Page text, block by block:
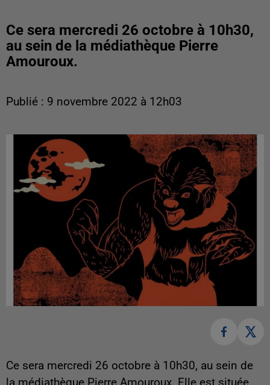
Ce sera mercredi 26 octobre à 10h30,
au sein de la médiathèque Pierre
Amouroux.
Publié : 9 novembre 2022 à 12h03
Ce sera mercredi 26 octobre à 10h30, au sein de